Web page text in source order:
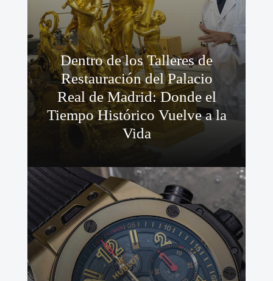
Dentro de los Talleres de
Restauración del Palacio
Real de Madrid: Donde el
Tiempo Histórico Vuelve a la
Vida